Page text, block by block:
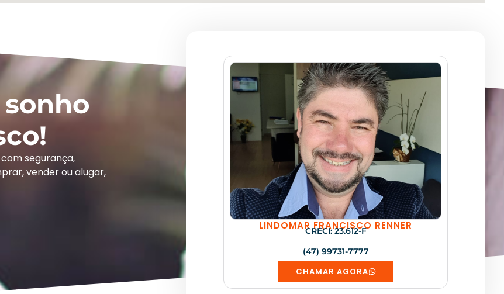
segurança,
vender ou alugar,
LINDOMAR FRANCISCO RENNER
CRECI: 23.612-F
(47) 99731-7777
CHAMAR AGORA